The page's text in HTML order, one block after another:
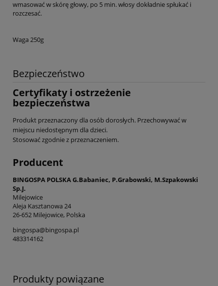
wmasować w skórę głowy, po 5 min. włosy dokładnie spłukać i
rozczesać.
Waga 250g
Bezpieczeństwo
Certyfikaty i ostrzeżenie
bezpieczeństwa
Produkt przeznaczony dla osób dorosłych. Przechowywać w
miejscu niedostępnym dla dzieci.
Stosować zgodnie z przeznaczeniem.
Producent
BINGOSPA POLSKA G.Babaniec, P.Grabowski, M.Szpakowski
Sp.J.
Milejowice
Aleja Kasztanowa 24
26-652 Milejowice, Polska
bingospa@bingospa.pl
483314162
Produkty powiązane